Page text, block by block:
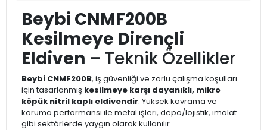
Beybi CNMF200B
Kesilmeye Dirençli
Eldiven – Teknik Özellikler
Beybi CNMF200B, iş güvenliği ve zorlu çalışma koşulları
için tasarlanmış kesilmeye karşı dayanıklı, mikro
köpük nitril kaplı eldivendir. Yüksek kavrama ve
koruma performansı ile metal işleri, depo/lojistik, imalat
gibi sektörlerde yaygın olarak kullanılır.